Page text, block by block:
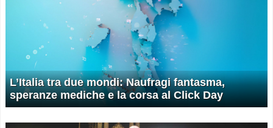
L’Italia tra due mondi: Naufragi fantasma,
speranze mediche e la corsa al Click Day